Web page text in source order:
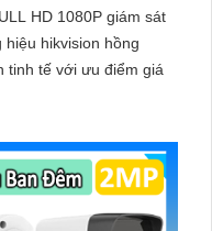
HD 1080P giám sát
hikvision hồng
tinh tế với ưu điểm giá